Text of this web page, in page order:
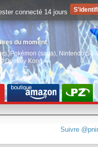
du moment
, Pokémon (saga) Nintendo
Donkey Kong
Suivre
connecté 14 jours